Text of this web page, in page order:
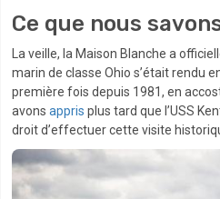
Ce que nous
La veille, la Maison Blanche a
marin de classe Ohio s’était rendu
première fois depuis 1981, en
avons appris plus tard que l’USS
droit d’effectuer cette visite